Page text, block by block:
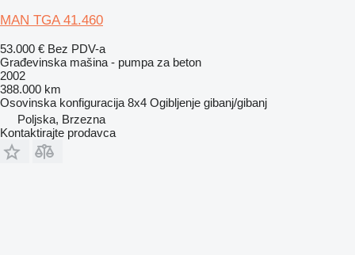
MAN TGA 41.460
53.000 € Bez PDV-a
Građevinska mašina - pumpa za beton
2002
388.000 km
Osovinska konfiguracija 8x4 Ogibljenje gibanj/gibanj
Poljska, Brzezna
Kontaktirajte prodavca